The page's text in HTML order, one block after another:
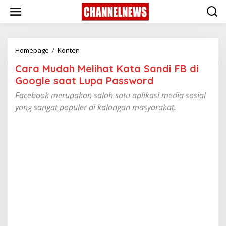
i
Homepage / Konten
r
a
M
u
d
Cara Mudah Melihat Kata Sandi FB di
Google saat Lupa Password
Facebook merupakan salah satu aplikasi media sosial
yang sangat populer di kalangan masyarakat.